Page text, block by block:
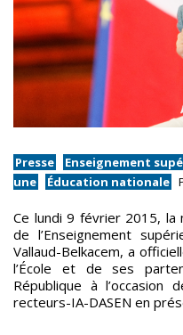
Presse Enseignement
une
Éducation nationale
Ce lundi 9 février 2015, la
de l’Enseignement
Vallaud-Belkacem, a
l’École et de ses
République à l’occasion
recteurs-IA-DASEN en